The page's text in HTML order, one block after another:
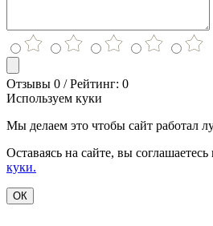
Отзывы 0 / Рейтинг: 0
Используем куки
Мы делаем это чтобы сайт работал
Оставаясь на сайте, вы
куки.
ОК